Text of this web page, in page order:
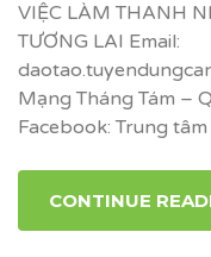
VIỆC LÀM THANH
TƯƠNG LAI Email:
Mạng Tháng Tám –
Facebook: Trung
CONTINUE